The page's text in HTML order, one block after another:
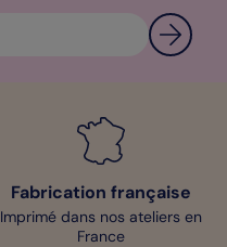
Fabrication française
Imprimé dans nos ateliers en
France